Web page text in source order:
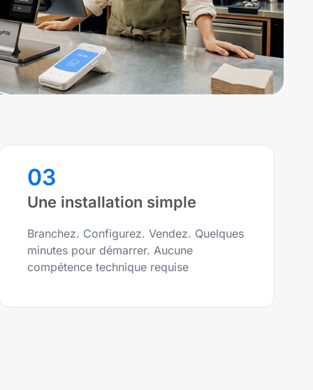
03
Une installation simple
Branchez. Configurez. Vendez. Quelques
minutes pour démarrer. Aucune
compétence technique requise